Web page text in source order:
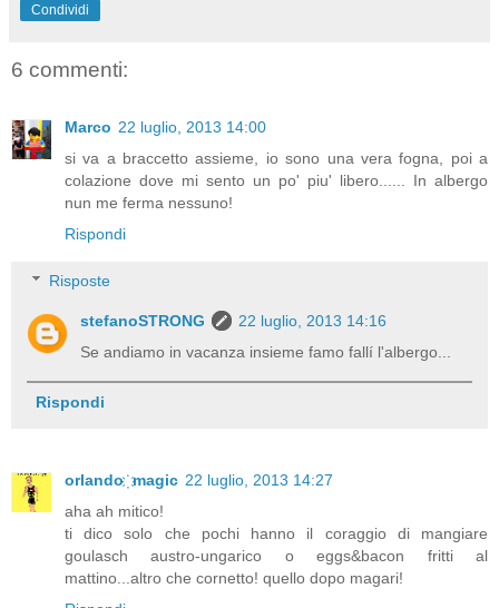
Condividi
6 commenti:
Marco 22 luglio, 2013 14:00
si va a braccetto assieme, io sono una vera fogna, poi a
colazione dove mi sento un po' piu' libero...... In albergo
nun me ferma nessuno!
Rispondi
Risposte
stefanoSTRONG
22 luglio, 2013 14:16
Se andiamo in vacanza insieme famo fallí l'albergo...
Rispondi
orlando ҉ magic 22 luglio, 2013 14:27
aha ah mitico!
ti dico solo che pochi hanno il coraggio di mangiare
goulasch austro-ungarico o eggs&bacon fritti al
mattino...altro che cornetto! quello dopo magari!